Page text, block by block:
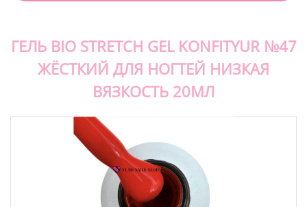
ГЕЛЬ BIO STRETCH GEL KONFITYUR №47
ЖЁСТКИЙ ДЛЯ НОГТЕЙ НИЗКАЯ
ВЯЗКОСТЬ 20МЛ